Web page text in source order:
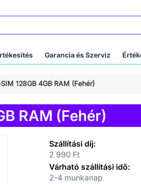
Garancia és Szerviz
128GB 4GB RAM (Fehér)
RAM (Fehér)
Szállítási díj:
2 990 Ft
Várható szállítási idő:
2-4 munkanap